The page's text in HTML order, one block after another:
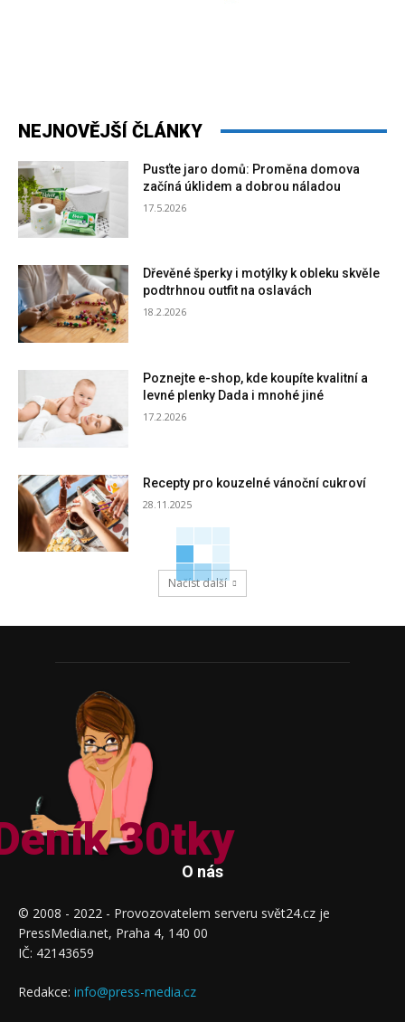
NEJNOVĚJŠÍ ČLÁNKY
Pusťte jaro domů: Proměna domova
začíná úklidem a dobrou náladou
17.5.2026
Dřevěné šperky i motýlky k obleku skvěle
podtrhnou outfit na oslavách
18.2.2026
Poznejte e-shop, kde koupíte kvalitní a
levné plenky Dada i mnohé jiné
17.2.2026
Recepty pro kouzelné vánoční cukroví
28.11.2025
Načíst další
30tky
O nás
© 2008 - 2022 - Provozovatelem serveru svět24.cz je
PressMedia.net, Praha 4, 140 00
IČ: 42143659
Redakce: info@press-media.cz